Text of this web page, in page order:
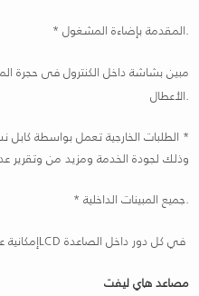
* المقدمة بإضاءة المشغول.
مبين بشاشة داخل الكنترول فى حجرة
الأعطال.
* الطلبات الخارجية تعمل بواسطة
وذلك لجودة الخدمة ومزيد من وتقرير
* جميع المبينات الداخلية.
LCD في كل دور داخل الصاعدة
مصاعد هاي ليفت